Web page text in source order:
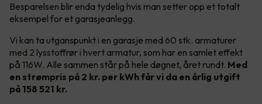
Besparelsen blir enda tydelig hvis man setter opp et totalt
eksempel for et garasjeanlegg.
Vi kan ta utganspunkt i en garasje med 60 stk. armaturer
med 2 lysstoffrør i hvert armatur, som har en samlet effekt
på 116W. Alle sammen står på hele døgnet, året rundt. Med
en strømpris på 2 kr. per kWh får vi da en årlig utgift
på 158 521 kr.